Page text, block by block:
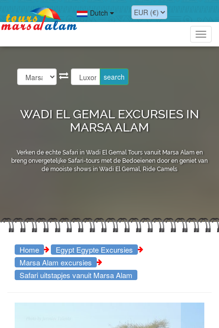
Dutch
WADI EL GEMAL EXCURSIES IN
MARSA ALAM
Verken de echte Safari in Wadi El Gemal Tours vanuit Marsa Alam en
breng onvergetelijke Safari-tours met de Bedoeïenen door en geniet van
de mooiste shows in Wadi El Gemal, Ride Camels
Home
Egypt Egypte Excursies
Marsa Alam excursies
Safari uitstapjes vanuit Marsa Alam